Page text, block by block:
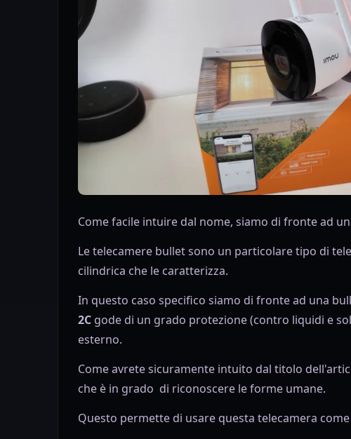
Come facile intuire dal nome, siamo di fronte ad
Letelecamere bulletsono un particolare tipo di
cilindrica che le caratterizza.
In questo caso specifico siamo di fronte ad una
2C gode di un grado protezione (contro liquidi e
esterno.
Come avrete sicuramente intuito dal titolo
che è in grado di riconoscere le forme umane.
Questo permette di usare questa telecamera